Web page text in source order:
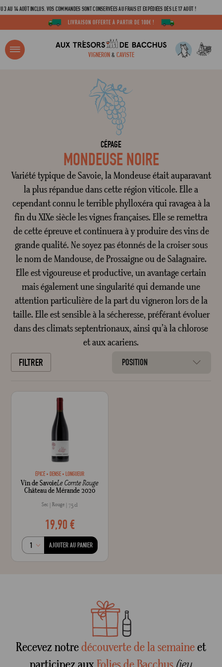
14 AOÛT INCLUS. VOS COMMANDES SONT CONSERVÉES AU FRAIS ET EXPÉDIÉES DÈS LE 17 AOÛT !
LIVRAISON OFFERTE À PARTIR DE 100€ !
VIGNERON& CAVISTE
Mot de
?
CÉPAGE
MONDEUSE NOIRE
Variété typique de Savoie, la Mondeuse était auparavant
la plus répandue dans cette région viticole. Elle a
cependant connu le terrible phylloxéra qui ravagea à la
fin du XIXe siècle les vignes françaises. Elle se remettra
de cette épreuve et continuera à y produire des vins de
grande qualité. Ne soyez pas étonnés de la croiser sous
le nom de Mandouse, de Prossaigne ou de Salagnaire.
Elle est vigoureuse et productive, un avantage certain
mais également une singularité qui demande une
attention particulière de la part du vigneron lors de la
taille. Elle est sensible à la sécheresse, préférant évoluer
dans des climats septentrionaux, ainsi qu’à la chlorose
et aux acariens.
FILTRER
POSITION
ÉPICÉ DENSE LONGUEUR
Vin de SavoieLe Comte Rouge
Château de Mérande 2020
Sec Rouge 75 cl
19,90 €
AJOUTER AU PANIER
Recevez notredécouverte de la semaineet